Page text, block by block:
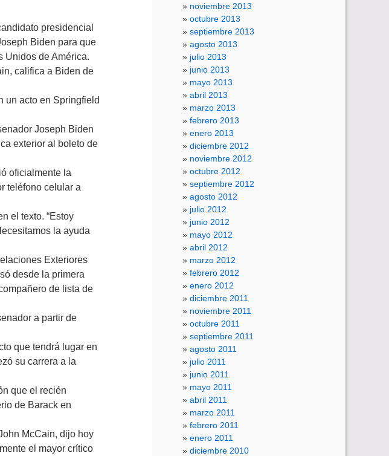
presidencial
Biden para que
Unidos de América.
califica a Biden de
un acto en Springfield
Joseph Biden
exterior al boleto de
oficialmente la
teléfono celular a
el texto. “Estoy
la ayuda
Exteriores
desde la primera
de lista de
a partir de
que tendrá lugar en
su carrera a la
que el recién
de Barack en
McCain, dijo hoy
el mayor crítico
noviembre 2013
octubre 2013
septiembre 2013
agosto 2013
julio 2013
junio 2013
mayo 2013
abril 2013
marzo 2013
febrero 2013
enero 2013
diciembre 2012
noviembre 2012
octubre 2012
septiembre 2012
agosto 2012
julio 2012
junio 2012
mayo 2012
abril 2012
marzo 2012
febrero 2012
enero 2012
diciembre 2011
noviembre 2011
octubre 2011
septiembre 2011
agosto 2011
julio 2011
junio 2011
mayo 2011
abril 2011
marzo 2011
febrero 2011
enero 2011
diciembre 2010